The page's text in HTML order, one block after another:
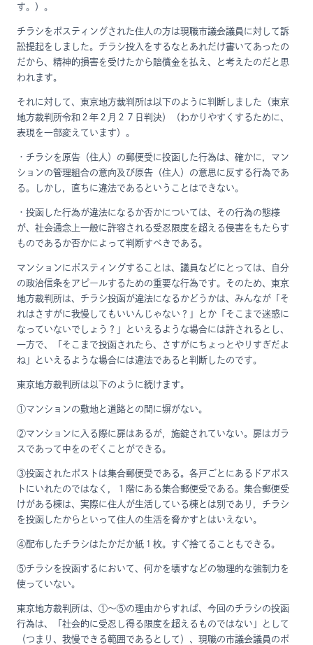
す。）。
チラシをポスティングされた住人の方は現職市議会議員に対して訴
訟提起をしました。チラシ投入をするなとあれだけ書いてあったの
だから、精神的損害を受けたから賠償金を払え、と考えたのだと思
われます。
それに対して、東京地方裁判所は以下のように判断しました（東京
地方裁判所令和２年２月２７日判決）（わかりやすくするために、
表現を一部変えています）。
・チラシを原告（住人）の郵便受に投函した行為は、確かに，マン
ションの管理組合の意向及び原告（住人）の意思に反する行為であ
る。しかし，直ちに違法であるということはできない。
・投函した行為が違法になるか否かについては、その行為の態様
が、社会通念上一般に許容される受忍限度を超える侵害をもたらす
ものであるか否かによって判断すべきである。
マンションにポスティングすることは、議員などにとっては、自分
の政治信条をアピールするための重要な行為です。そのため、東京
地方裁判所は、チラシ投函が違法になるかどうかは、みんなが「そ
れはさすがに我慢してもいいんじゃない？」とか「そこまで迷惑に
なっていないでしょう？」といえるような場合には許されるとし、
一方で、「そこまで投函されたら、さすがにちょっとやりすぎだよ
ね」といえるような場合には違法であると判断したのです。
東京地方裁判所は以下のように続けます。
①マンションの敷地と道路との間に塀がない。
②マンションに入る際に扉はあるが，施錠されていない。扉はガラ
スであって中をのぞくことができる。
③投函されたポストは集合郵便受である。各戸ごとにあるドアポス
トにいれたのではなく，１階にある集合郵便受である。集合郵便受
けがある棟は、実際に住人が生活している棟とは別であり，チラシ
を投函したからといって住人の生活を脅かすとはいえない。
④配布したチラシはたかだか紙１枚。すぐ捨てることもできる。
⑤チラシを投函するにおいて、何かを壊すなどの物理的な強制力を
使っていない。
東京地方裁判所は、①～⑤の理由からすれば、今回のチラシの投函
行為は、「社会的に受忍し得る限度を超えるものではない」として
（つまり、我慢できる範囲であるとして）、現職の市議会議員のポ